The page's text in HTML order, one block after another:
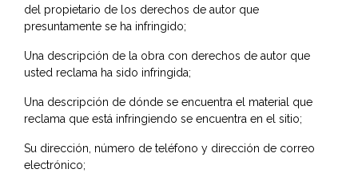
del propietario de los derechos de autor que
presuntamente se ha infringido;
Una descripción de la obra con derechos de autor que
usted reclama ha sido infringida;
Una descripción de dónde se encuentra el material que
reclama que está infringiendo se encuentra en el sitio;
Su dirección, número de teléfono y dirección de correo
electrónico;